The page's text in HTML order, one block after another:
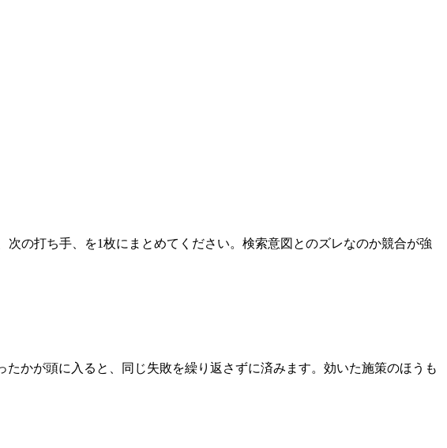
の打ち手、を1枚にまとめてください。検索意図とのズレなのか競合が強
かが頭に入ると、同じ失敗を繰り返さずに済みます。効いた施策のほうも